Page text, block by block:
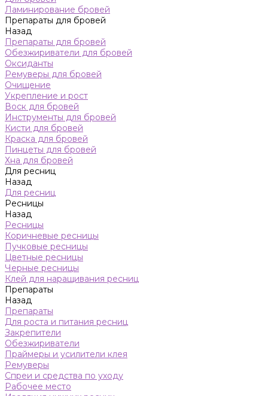
Ламинирование бровей
Препараты для бровей
Назад
Препараты для бровей
Обезжириватели для бровей
Оксиданты
Ремуверы для бровей
Очищение
Укрепление и рост
Воск для бровей
Инструменты для бровей
Кисти для бровей
Краска для бровей
Пинцеты для бровей
Хна для бровей
Для ресниц
Назад
Для ресниц
Ресницы
Назад
Ресницы
Коричневые ресницы
Пучковые ресницы
Цветные ресницы
Черные ресницы
Клей для наращивания ресниц
Препараты
Назад
Препараты
Для роста и питания ресниц
Закрепители
Обезжириватели
Праймеры и усилители клея
Ремуверы
Спреи и средства по уходу
Рабочее место